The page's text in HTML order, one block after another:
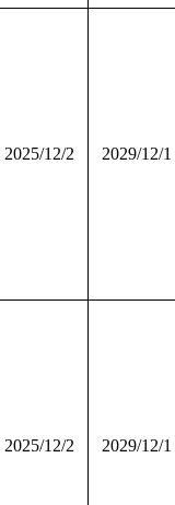
2025/12/2 2029/12/1
2025/12/2 2029/12/1